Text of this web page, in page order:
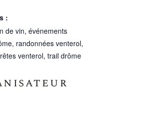
:
de vin, événements
, randonnées venterol,
venterol, trail drôme